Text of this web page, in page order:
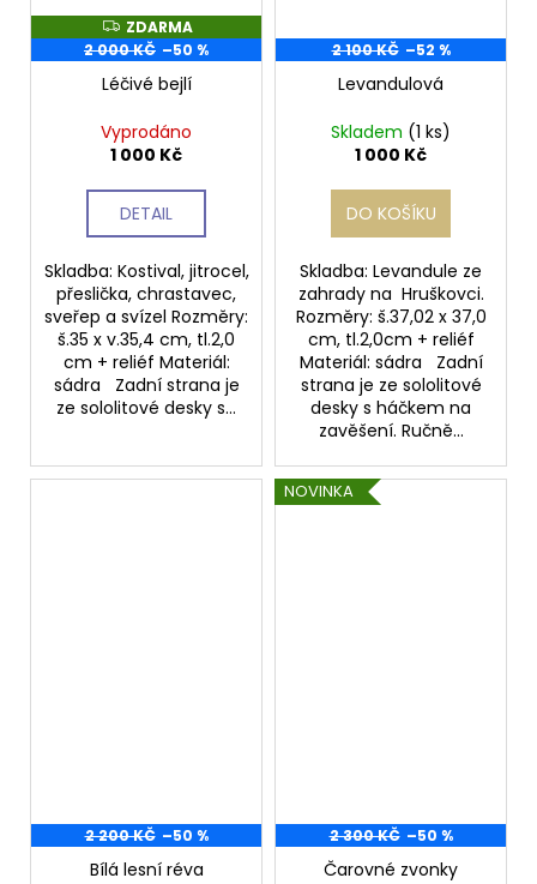
Z
D
A
R
M
ZDARMA
2 000 KČ –50 %
Léčivé bejlí
Vyprodáno
1 000 Kč
DETAIL
Skladba: Kostival, jitrocel,
přeslička, chrastavec,
sveřep a svízel Rozměry:
š.35 x v.35,4 cm, tl.2,0
cm + reliéf Materiál:
sádra Zadní strana je
ze sololitové desky s...
2 100 KČ –52 %
Levandulová
Skladem (1 ks)
1 000 Kč
DO KOŠÍKU
Skladba: Levandule ze
zahrady na Hruškovci.
Rozměry: š.37,02 x 37,0
cm, tl.2,0cm + reliéf
Materiál: sádra Zadní
strana je ze sololitové
desky s háčkem na
zavěšení. Ručně...
2 200 KČ –50 %
Bílá lesní réva
NOVINKA
2 300 KČ –50 %
Čarovné zvonky